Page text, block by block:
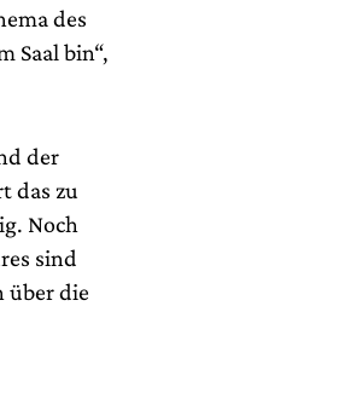
des
Saal bin“,
der
das zu
Noch
sind
über die